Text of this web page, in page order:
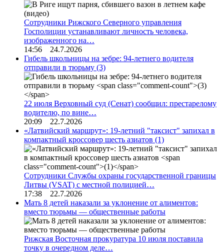
Сотрудники Рижского Северного управления
Госполиции устанавливают личность человека,
изображенного на…
14:56 24.7.2026
Гибель школьницы на зебре: 94-летнего водителя
отправили в тюрьму (3)
22 июля Верховный суд (Сенат) сообщил: престарелому
водителю, по вине…
20:09 22.7.2026
«Латвийский маршрут»: 19-летний "таксист" запихал в
компактный кроссовер шесть азиатов (1)
Сотрудники Службы охраны государственной границы
Литвы (VSAT) с местной полицией…
17:38 22.7.2026
Мать 8 детей наказали за уклонение от алиментов:
вместо тюрьмы — общественные работы
Рижская Восточная прокуратура 10 июля поставила
точку в очередном деле…